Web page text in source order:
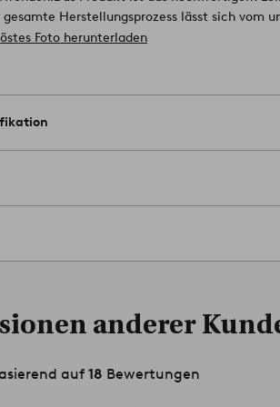
Herstellungsprozess lässt sich vom
nachverfolgen.
bei 40 °C. Läuft max. 5% ein.
passen weitere Produkte aus unserer
Foto herunterladen
anderer
auf 18 Bewertungen